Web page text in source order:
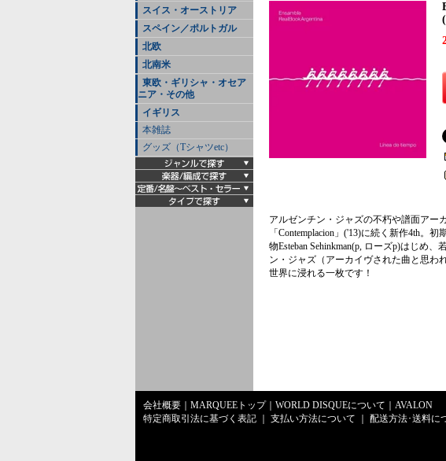
スイス・オーストリア
スペイン／ポルトガル
北欧
北南米
東欧・ギリシャ・オセア
ニア・その他
イギリス
本雑誌
グッズ（Tシャツetc）
アルゼンチン・ジャズの不朽や譜面アー
「Contemplacion」('13)に続く新作4th。
物Esteban Sehinkman(p, ローズp)はじめ
ン・ジャズ（アーカイヴされた曲と思わ
世界に浸れる一枚です！
会社概要
MARQUEEトップ｜ WORLD DISQUEについて
AVALON
特定商取引法に基づく表記
支払い方法について 配送方法･送料に